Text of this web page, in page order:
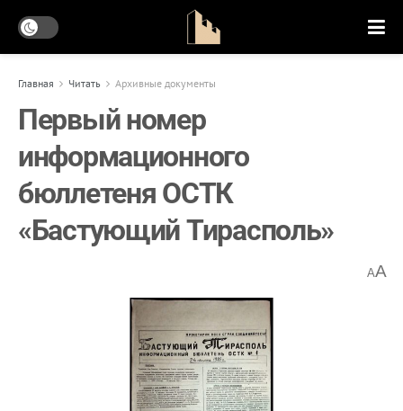
Главная Читать Архивные документы
Первый номер
информационного
бюллетеня ОСТК
«Бастующий Тирасполь»
AA